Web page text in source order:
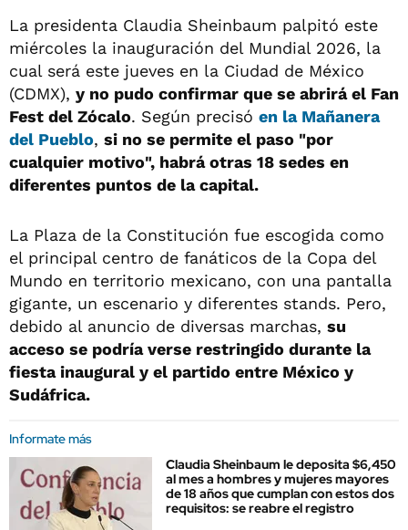
La presidenta Claudia Sheinbaum palpitó este
miércoles la inauguración del Mundial 2026, la
cual será este jueves en la Ciudad de México
(CDMX), y no pudo confirmar que se abrirá el Fan
Fest del Zócalo. Según precisó en la Mañanera
del Pueblo, si no se permite el paso "por
cualquier motivo", habrá otras 18 sedes en
diferentes puntos de la capital.
La Plaza de la Constitución fue escogida como
el principal centro de fanáticos de la Copa del
Mundo en territorio mexicano, con una pantalla
gigante, un escenario y diferentes stands. Pero,
debido al anuncio de diversas marchas, su
acceso se podría verse restringido durante la
fiesta inaugural y el partido entre México y
Sudáfrica.
Informate más
Claudia Sheinbaum le deposita $6,450
al mes a hombres y mujeres mayores
de 18 años que cumplan con estos dos
requisitos: se reabre el registro